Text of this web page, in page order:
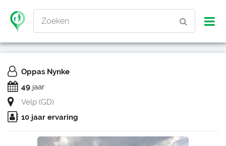
Zoeken
Oppas Nynke
49 jaar
Velp (GD)
10 jaar ervaring